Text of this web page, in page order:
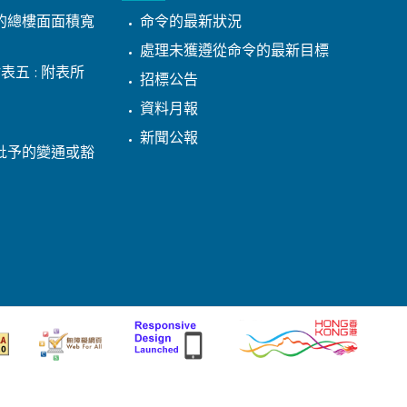
總樓面面積寬
五 : 附表所
予的變通或豁
命令的最新狀況
處理未獲遵從命令的最新目標
招標公告
資料月報
新聞公報